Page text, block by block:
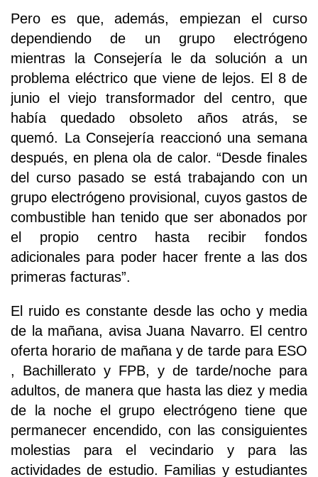
Pero es que, además, empiezan el curso
dependiendo de un grupo electrógeno
mientras la Consejería le da solución a un
problema eléctrico que viene de lejos. El 8 de
junio el viejo transformador del centro, que
había quedado obsoleto años atrás, se
quemó. La Consejería reaccionó una semana
después, en plena ola de calor. “Desde finales
del curso pasado se está trabajando con un
grupo electrógeno provisional, cuyos gastos de
combustible han tenido que ser abonados por
el propio centro hasta recibir fondos
adicionales para poder hacer frente a las dos
primeras facturas”.
El ruido es constante desde las ocho y media
de la mañana, avisa Juana Navarro. El centro
oferta horario de mañana y de tarde para ESO
, Bachillerato y FPB, y de tarde/noche para
adultos, de manera que hasta las diez y media
de la noche el grupo electrógeno tiene que
permanecer encendido, con las consiguientes
molestias para el vecindario y para las
actividades de estudio. Familias y estudiantes